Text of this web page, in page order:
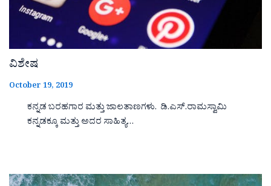
ವಿಶೇಷ
October 19, 2019
ಕನ್ನಡ ಬರಹಗಾರ ಮತ್ತು ಜಾಲತಾಣಗಳು. ಡಿ.ಎಸ್.ರಾಮಸ್ವಾಮಿ
ಕನ್ನಡಕ್ಕೂ ಮತ್ತು ಅದರ ಸಾಹಿತ್ಯ…